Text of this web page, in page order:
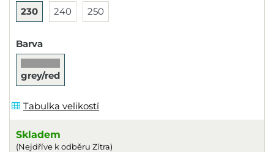
230
240 250
Barva
grey/red
Tabulka velikostí
Skladem
(Nejdříve k odběru Zítra)